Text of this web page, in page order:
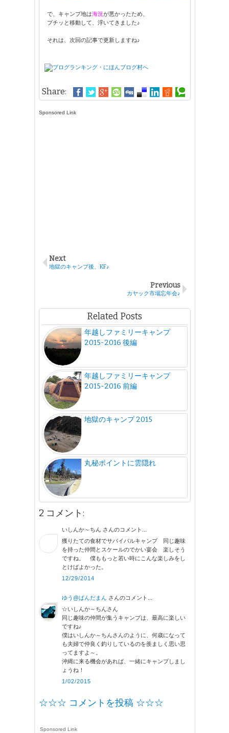
で、キャンプ地は海況が悪かったため、
プチッと移動して、浮いてきました♪
それは、次回の記事で更新しますね♪
Share:
Sponsored Link
Next
地獄のキャンプ後、KF♪
Previous
カヤック市場忘年会♪
Related Posts
年越しファミリーキャンプ
2015-2016 後編
年越しファミリーキャンプ
2015-2016 前編
地獄のキャンプ 2015
丸秘ポイントに雲隠れ
2 コメント:
いしんか～ちん さんのコメント...
獲りたての食材でサバイバルキャンプ 同じ趣味
を持った仲間とスケールのでかい宴会 楽しそう
ですね。 僕ももっと若い時にこんな楽しみをし
とけばよかった。
12/29/2014
ゆう@ぱんだまん さんのコメント...
☆いしんか～ちんさん
同じ趣味の仲間が集うキャンプは、最高に楽しい
ですね♪
僕はいしんか～ちんさんのように、何歳になって
も夫婦で仲良く釣りしているのを羨ましく思い思
ってますよ～。
沖縄に来る機会があれば、一緒にキャンプしまし
ょうね！
1/02/2015
☆☆☆ コメントを投稿 ☆☆☆
Sponsored Link